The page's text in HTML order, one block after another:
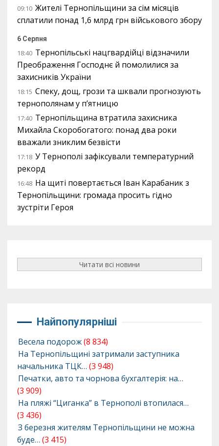
09:10 Жителі Тернопільщини за сім місяців
сплатили понад 1,6 млрд грн військового збору
6 Серпня
18:40 Тернопільські нацгвардійці відзначили
Преображення Господнє й помолилися за
захисників України
18:15 Спеку, дощ, грози та шквали прогнозують
тернополянам у п’ятницю
17:40 Тернопільщина втратила захисника
Михайла Скоробогатого: понад два роки
вважали зниклим безвісти
17:18 У Тернополі зафіксували температурний
рекорд
16:48 На щиті повертається Іван Карабаник з
Тернопільщини: громада просить гідно
зустріти Героя
Читати всі новини
Найпопулярніші
Весела подорож(8 834)
На Тернопільщині затримали заступника
начальника ТЦК… (3 948)
Печатки, авто та чорнова бухгалтерія: на…
(3 909)
На пляжі “Циганка” в Тернополі втопилася…
(3 436)
З березня жителям Тернопільщини не можна
буде… (3 415)